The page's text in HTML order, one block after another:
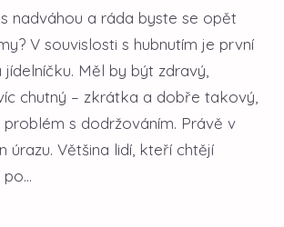
nadváhou a ráda byste se opět
V souvislosti s hubnutím je první
Měl by být zdravý,
chutný – zkrátka a dobře takový,
s dodržováním. Právě v
úrazu. Většina lidí, kteří chtějí